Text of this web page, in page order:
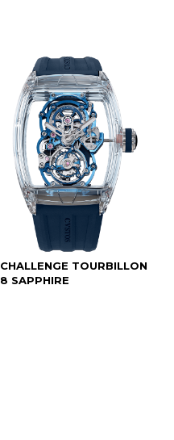
CHALLENGE TOURBILLON
8 SAPPHIRE